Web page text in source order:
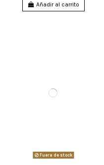
Añadir al carrito
Fuera de stock